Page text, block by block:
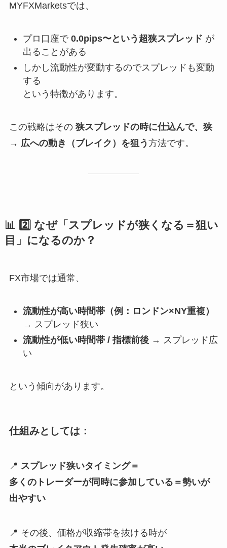
MYFXMarketsでは、
プロ口座で 0.0pips〜という超狭スプレッド が
出ることがある
しかし流動性が変動するのでスプレッドも変動
する
という特徴があります。
この戦略はその 狭スプレッドの時に仕込んで、狭
→ 広への動き（ブレイク）を狙う 方法です。
📊 2️⃣ なぜ「スプレッドが狭くなる＝狙い
目」になるのか？
FX市場では通常、
流動性が高い時間帯（例：ロンドン×NY重複）
→ スプレッド狭い
流動性が低い時間帯 / 指標前後→ スプレッド広
い
という傾向があります。
仕組みとしては：
📍 スプレッド狭いタイミング＝
多くのトレーダーが同時に参加している＝勢いが
出やすい
📍 その後、価格が収縮帯を抜ける時が